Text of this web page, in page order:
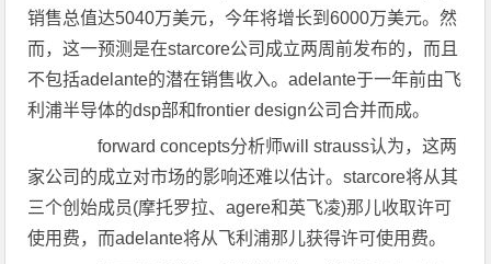
销售总值达5040万美元，今年将增长到6000万美元。然
而，这一预测是在starcore公司成立两周前发布的，而且
不包括adelante的潜在销售收入。adelante于一年前由飞
利浦半导体的dsp部和frontier design公司合并而成。
forward concepts分析师will strauss认为，这两
家公司的成立对市场的影响还难以估计。starcore将从其
三个创始成员(摩托罗拉、agere和英飞凌)那儿收取许可
使用费，而adelante将从飞利浦那儿获得许可使用费。